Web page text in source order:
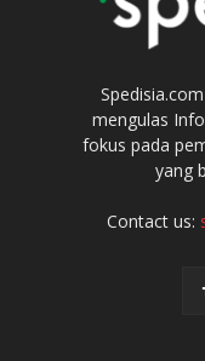
mengulas
fokus pada
yang
Contact us: